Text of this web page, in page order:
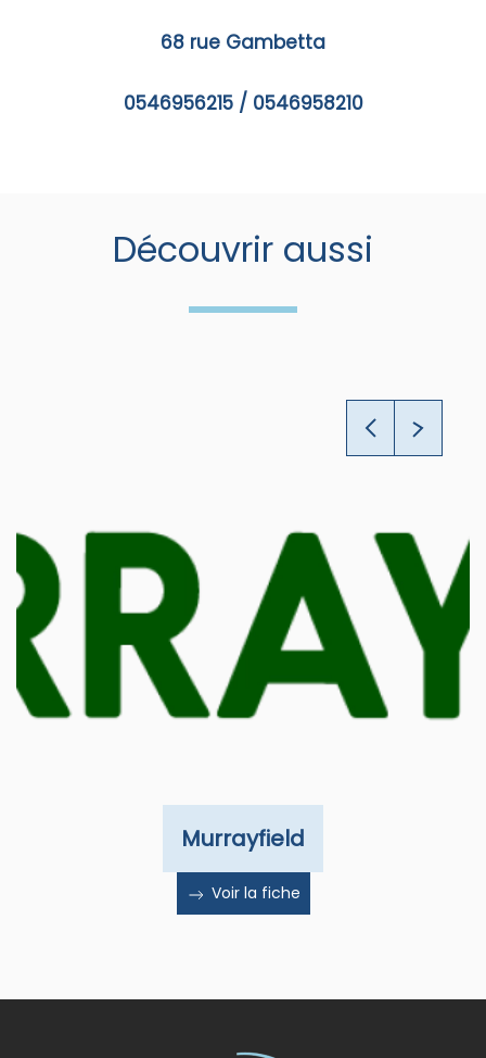
68 rue Gambetta
0546956215 / 0546958210
Découvrir aussi
Murrayfield
Voir la fiche